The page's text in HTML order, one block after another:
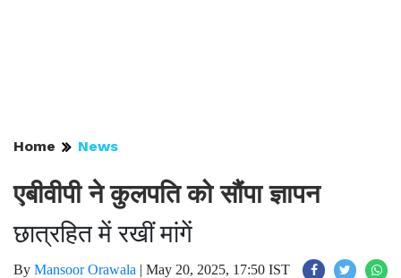
Home News
एबीवीपी ने कुलपति को सौंपा ज्ञापन
छात्रहित में रखीं मांगें
By Mansoor Orawala | May 20, 2025, 17:50 IST